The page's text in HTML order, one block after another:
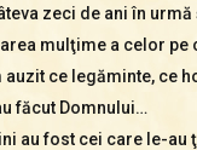
zeci de ani în urmă
mulţime a celor pe
auzit ce legăminte, ce
făcut Domnului…
au fost cei care le-au